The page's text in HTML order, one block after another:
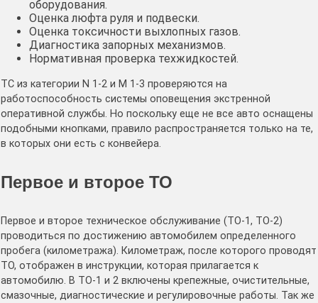
оборудования.
Оценка люфта руля и подвески.
Оценка токсичности выхлопных газов.
Диагностика запорных механизмов.
Нормативная проверка техжидкостей.
ТС из категории N 1-2 и M 1-3 проверяются на
работоспособность системы оповещения экстренной
оперативной службы. Но поскольку еще не все авто оснащены
подобными кнопками, правило распространяется только на те,
в которых они есть с конвейера.
Первое и второе ТО
Первое и второе техническое обслуживание (ТО-1, ТО-2)
проводиться по достижению автомобилем определенного
пробега (километража). Километраж, после которого проводят
ТО, отображен в инструкции, которая прилагается к
автомобилю. В ТО-1 и 2 включены крепежные, очистительные,
смазочные, диагностические и регулировочные работы. Так же